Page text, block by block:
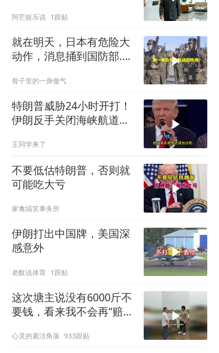
阿芒娱乐说 1跟贴
就在明天，日本有危险大
动作，消息捅到国防部.中
骨子里的一身傲气
特朗普威胁24小时开打！
伊朗反手关闭海峡航道，
王同学来了
不要低估特朗普，否则就
可能吃大亏
家禽搞笑事务所
伊朗打出中国牌，美国深
感意外
老酖说体育 1跟贴
这次塘主说没有6000斤不
要钱，看来我不会再“赔
心灵的素洁角落 933跟贴